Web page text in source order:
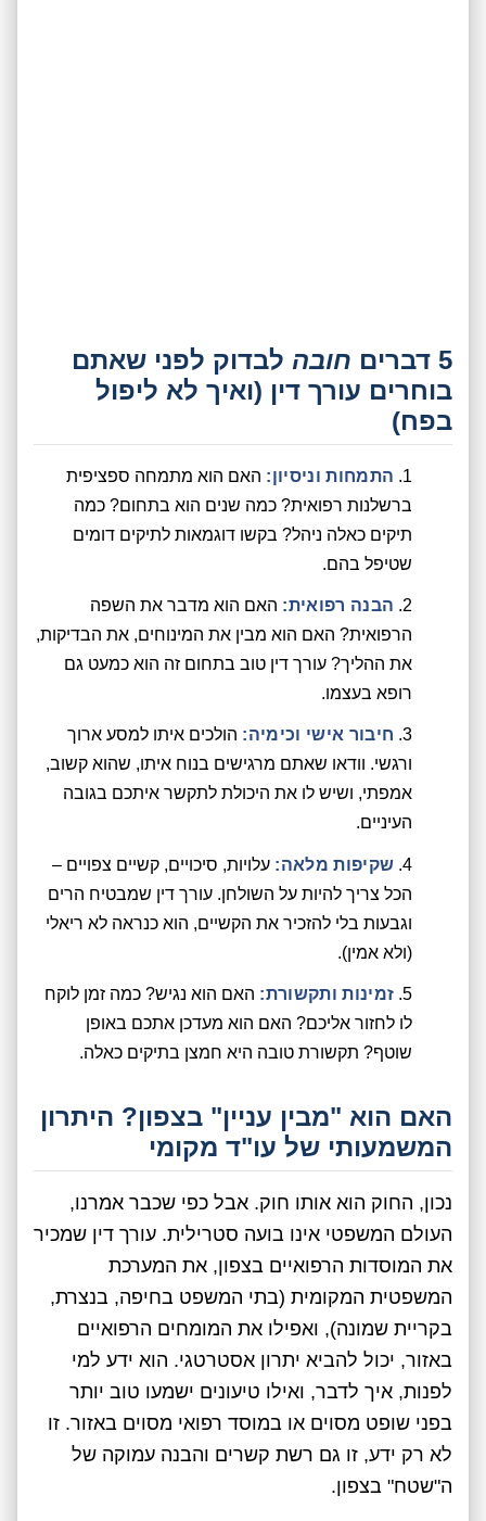
5 דברים חובה לבדוק לפני שאתם
בוחרים עורך דין (ואיך לא ליפול
בפח)
התמחות וניסיון: האם הוא מתמחה ספציפית
ברשלנות רפואית? כמה שנים הוא בתחום? כמה
תיקים כאלה ניהל? בקשו דוגמאות לתיקים דומים
שטיפל בהם.
הבנה רפואית: האם הוא מדבר את השפה
הרפואית? האם הוא מבין את המינוחים, את הבדיקות,
את ההליך? עורך דין טוב בתחום זה הוא כמעט גם
רופא בעצמו.
חיבור אישי וכימיה: הולכים איתו למסע ארוך
ורגשי. וודאו שאתם מרגישים בנוח איתו, שהוא קשוב,
אמפתי, ושיש לו את היכולת לתקשר איתכם בגובה
העיניים.
שקיפות מלאה: עלויות, סיכויים, קשיים צפויים –
הכל צריך להיות על השולחן. עורך דין שמבטיח הרים
וגבעות בלי להזכיר את הקשיים, הוא כנראה לא ריאלי
(ולא אמין).
זמינות ותקשורת: האם הוא נגיש? כמה זמן לוקח
לו לחזור אליכם? האם הוא מעדכן אתכם באופן
שוטף? תקשורת טובה היא חמצן בתיקים כאלה.
האם הוא "מבין עניין" בצפון? היתרון
המשמעותי של עו"ד מקומי
נכון, החוק הוא אותו חוק. אבל כפי שכבר אמרנו,
העולם המשפטי אינו בועה סטרילית. עורך דין שמכיר
את המוסדות הרפואיים בצפון, את המערכת
המשפטית המקומית (בתי המשפט בחיפה, בנצרת,
בקריית שמונה), ואפילו את המומחים הרפואיים
באזור, יכול להביא יתרון אסטרטגי. הוא ידע למי
לפנות, איך לדבר, ואילו טיעונים ישמעו טוב יותר
בפני שופט מסוים או במוסד רפואי מסוים באזור. זו
לא רק ידע, זו גם רשת קשרים והבנה עמוקה של
ה"שטח" בצפון.